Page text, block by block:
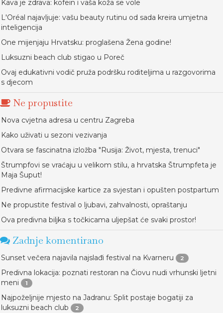
Kava je zdrava: kofein i vaša koža se vole
L'Oréal najavljuje: vašu beauty rutinu od sada kreira umjetna
inteligencija
One mijenjaju Hrvatsku: proglašena Žena godine!
Luksuzni beach club stigao u Poreč
Ovaj edukativni vodič pruža podršku roditeljima u razgovorima
s djecom
Ne propustite
Nova cvjetna adresa u centru Zagreba
Kako uživati u sezoni vezivanja
Otvara se fascinatna izložba "Rusija: Život, mjesta, trenuci"
Štrumpfovi se vraćaju u velikom stilu, a hrvatska Štrumpfeta je
Maja Šuput!
Predivne afirmacijske kartice za svjestan i opušten postpartum
Ne propustite festival o ljubavi, zahvalnosti, opraštanju
Ova predivna biljka s točkicama uljepšat će svaki prostor!
Zadnje komentirano
Sunset večera najavila najslađi festival na Kvarneru 2
Predivna lokacija: poznati restoran na Čiovu nudi vrhunski ljetni
meni
1
Najpoželjnije mjesto na Jadranu: Split postaje bogatiji za
luksuzni beach club
2